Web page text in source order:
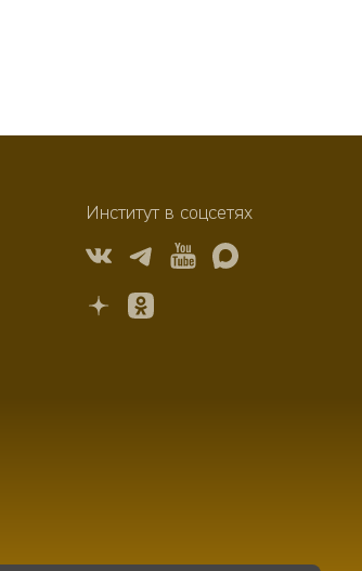
Институт в соцсетях